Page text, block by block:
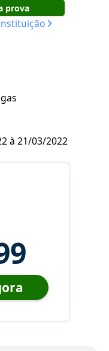
prova
à 21/03/2022